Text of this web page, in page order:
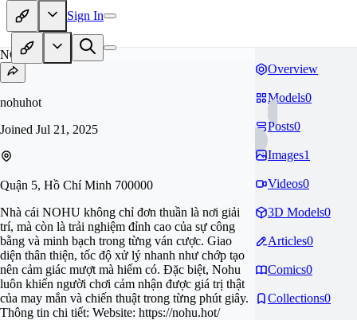
Sign In
NO
nohuhot
Joined Jul 21, 2025
Quận 5, Hồ Chí Minh 700000
Nhà cái NOHU không chỉ đơn thuần là nơi giải
trí, mà còn là trải nghiệm đỉnh cao của sự công
bằng và minh bạch trong từng ván cược. Giao
diện thân thiện, tốc độ xử lý nhanh như chớp tạo
nên cảm giác mượt mà hiếm có. Đặc biệt, Nohu
luôn khiến người chơi cảm nhận được giá trị thật
của may mắn và chiến thuật trong từng phút giây.
Thông tin chi tiết: Website: https://nohu.hot/
Overview
Models0
Posts0
Images1
Videos0
3D Models0
Articles0
Comics0
Collections0